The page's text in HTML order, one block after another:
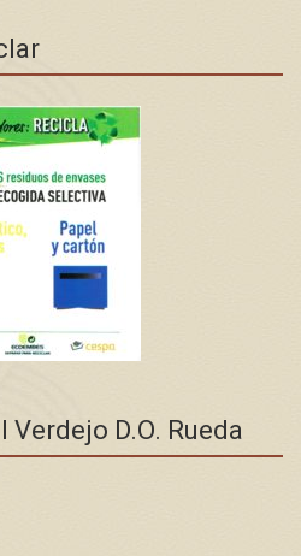
Verdejo D.O. Rueda